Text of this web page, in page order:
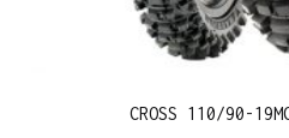
CROSS 110/90-